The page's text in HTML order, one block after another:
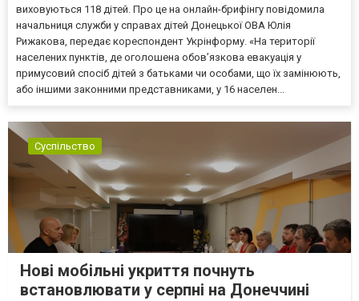
виховуються 118 дітей. Про це на онлайн-брифінгу повідомила
начальниця служби у справах дітей Донецької ОВА Юлія
Рижакова, передає кореспондент Укрінформу. «На території
населених пунктів, де оголошена обов’язкова евакуація у
примусовий спосіб дітей з батьками чи особами, що їх замінюють,
або іншими законними представниками, у 16 населен...
Суспільство
Нові мобільні укриття почнуть
встановлювати у серпні на Донеччині